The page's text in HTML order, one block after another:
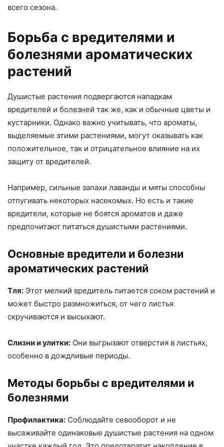
всего сезона.
Борьба с вредителями и
болезнями ароматических
растений
Душистые растения подвергаются нападкам
вредителей и болезней так же, как и обычные цветы и
кустарники. Однако важно учитывать, что ароматы,
выделяемые этими растениями, могут оказывать как
положительное, так и отрицательное влияние на их
защиту от вредителей.
Например, сильные запахи лаванды и мяты способны
отпугивать некоторых насекомых. Но есть и такие
вредители, которые не боятся ароматов и даже
предпочитают питаться душистыми растениями.
Основные вредители и болезни
ароматических растений
Тля: Этот мелкий вредитель питается соком растений и
может быстро размножиться, от чего листья
скручиваются и высыхают.
Слизни и улитки: Они выгрызают отверстия в листьях,
особенно в дождливые периоды.
Методы борьбы с вредителями и
болезнями
Профилактика: Соблюдайте севооборот и не
высаживайте одинаковые душистые растения на одном